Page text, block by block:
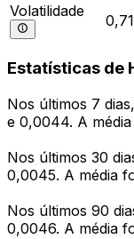
Volatilidade
Estatísticas de
Nos últimos 7
e 0,0044. A
Nos últimos 30
0,0045. A média
Nos últimos 90
0,0046. A média